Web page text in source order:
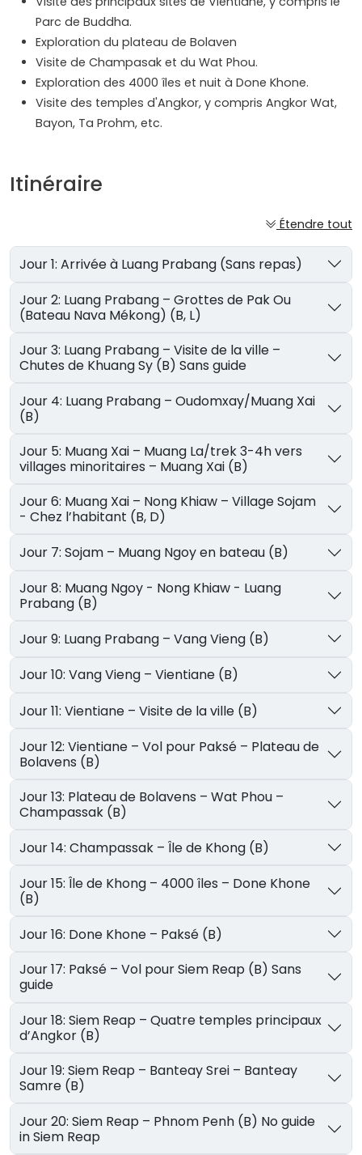
Parc de Buddha.
Exploration du plateau de Bolaven
Visite de Champasak et du Wat Phou.
Exploration des 4000 îles et nuit à Done Khone.
Visite des temples d'Angkor, y compris Angkor Wat,
Bayon, Ta Prohm, etc.
Itinéraire
Étendre tout
Jour 1: Arrivée à Luang Prabang (Sans repas)
Jour 2: Luang Prabang – Grottes de Pak Ou
(Bateau Nava Mékong) (B, L)
Jour 3: Luang Prabang – Visite de la ville –
Chutes de Khuang Sy (B) Sans guide
Jour 4: Luang Prabang – Oudomxay/Muang Xai
(B)
Jour 5: Muang Xai – Muang La/trek 3-4h vers
villages minoritaires – Muang Xai (B)
Jour 6: Muang Xai – Nong Khiaw – Village Sojam
- Chez l’habitant (B, D)
Jour 7: Sojam – Muang Ngoy en bateau (B)
Jour 8: Muang Ngoy - Nong Khiaw - Luang
Prabang (B)
Jour 9: Luang Prabang – Vang Vieng (B)
Jour 10: Vang Vieng – Vientiane (B)
Jour 11: Vientiane – Visite de la ville (B)
Jour 12: Vientiane – Vol pour Paksé – Plateau de
Bolavens (B)
Jour 13: Plateau de Bolavens – Wat Phou –
Champassak (B)
Jour 14: Champassak – Île de Khong (B)
Jour 15: Île de Khong – 4000 îles – Done Khone
(B)
Jour 16: Done Khone – Paksé (B)
Jour 17: Paksé – Vol pour Siem Reap (B) Sans
guide
Jour 18: Siem Reap – Quatre temples principaux
d’Angkor (B)
Jour 19: Siem Reap – Banteay Srei – Banteay
Samre (B)
Jour 20: Siem Reap – Phnom Penh (B) No guide
in Siem Reap